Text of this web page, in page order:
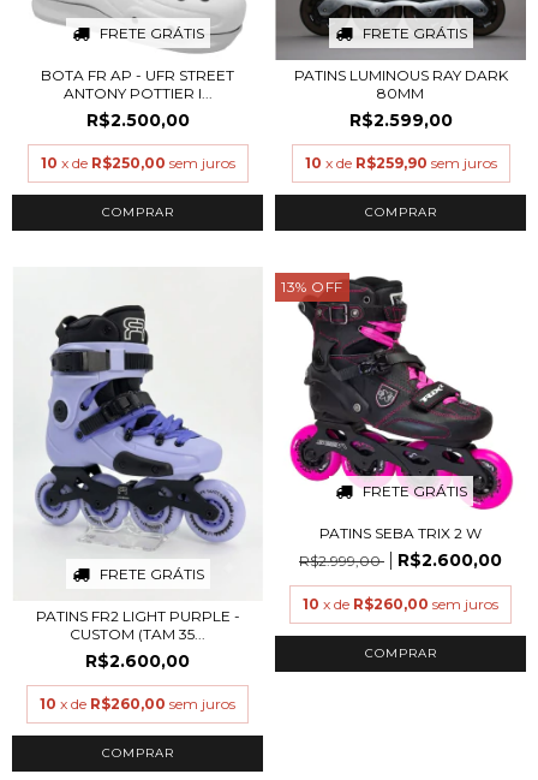
FRETE GRÁTIS
BOTA FR AP - UFR STREET
ANTONY POTTIER I...
R$2.500,00
10 x de R$250,00 sem juros
COMPRAR
FRETE GRÁTIS
PATINS LUMINOUS RAY DARK
80MM
R$2.599,00
10 x de R$259,90 sem juros
COMPRAR
FRETE GRÁTIS
PATINS FR2 LIGHT PURPLE -
CUSTOM (TAM 35...
R$2.600,00
10 x de R$260,00 sem juros
COMPRAR
13% OFF
FRETE GRÁTIS
PATINS SEBA TRIX 2 W
R$2.999,00
R$2.600,00
10 x de R$260,00 sem juros
COMPRAR